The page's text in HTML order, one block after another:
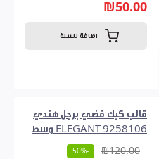
₪50.00
اضافة للسلة
قالب كيك فضي برجل هندي
ELEGANT 9258106 وسط
₪120.00
-50%